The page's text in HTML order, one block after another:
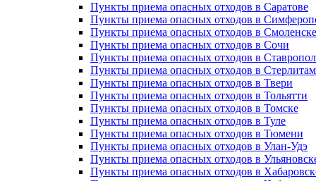
Пункты приема опасных отходов в Саратове
Пункты приема опасных отходов в
Пункты приема опасных отходов в Смоленске
Пункты приема опасных отходов в Сочи
Пункты приема опасных отходов в
Пункты приема опасных отходов в
Пункты приема опасных отходов в Твери
Пункты приема опасных отходов в Тольятти
Пункты приема опасных отходов в Томске
Пункты приема опасных отходов в Туле
Пункты приема опасных отходов в Тюмени
Пункты приема опасных отходов в Улан-Удэ
Пункты приема опасных отходов в
Пункты приема опасных отходов в